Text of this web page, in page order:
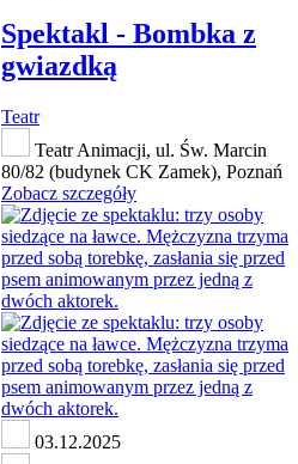
Spektakl - Bombka z
gwiazdką
Teatr
Teatr Animacji, ul. Św. Marcin
80/82 (budynek CK Zamek), Poznań
Zobacz szczegóły
03.12.2025